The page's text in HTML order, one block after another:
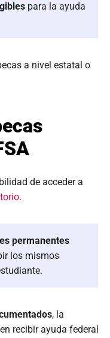
para la ayuda
a nivel estatal o
de acceder a
.
permanentes
los mismos
, la
recibir ayuda federal